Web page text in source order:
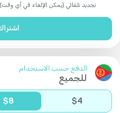
تجديد تلقائي (يمكن الإلغاء في أي وقت)
الدفع حسب الاستخدام
للجميع
$4
$8